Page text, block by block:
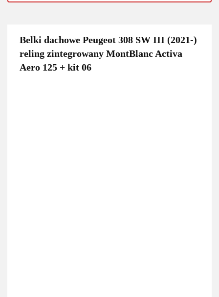
Belki dachowe Peugeot 308 SW III (2021-)
reling zintegrowany MontBlanc Activa
Aero 125 + kit 06